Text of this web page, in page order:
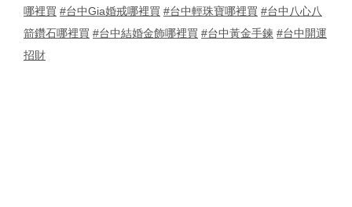
哪裡買 #台中Gia婚戒哪裡買 #台中輕珠寶哪裡買 #台中八心八
箭鑽石哪裡買 #台中結婚金飾哪裡買 #台中黃金手鍊 #台中開運
招財